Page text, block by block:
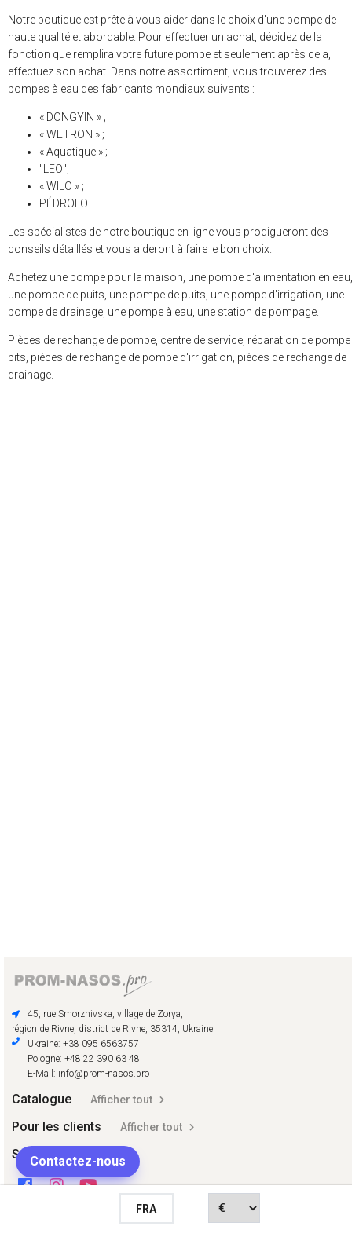
FRA
Notre boutique est prête à vous aider dans le choix d'une pompe de
haute qualité et abordable. Pour effectuer un achat, décidez de la
fonction que remplira votre future pompe et seulement après cela,
effectuez son achat. Dans notre assortiment, vous trouverez des
pompes à eau des fabricants mondiaux suivants :
« DONGYIN » ;
« WETRON » ;
« Aquatique » ;
"LEO";
« WILO » ;
PÉDROLO.
Les spécialistes de notre boutique en ligne vous prodigueront des
conseils détaillés et vous aideront à faire le bon choix.
Achetez une pompe pour la maison, une pompe d'alimentation en eau,
une pompe de puits, une pompe de puits, une pompe d'irrigation, une
pompe de drainage, une pompe à eau, une station de pompage.
Pièces de rechange de pompe, centre de service, réparation de pompe
bits, pièces de rechange de pompe d'irrigation, pièces de rechange de
drainage.
45, rue Smorzhivska, village de Zorya,
région de Rivne, district de Rivne, 35314, Ukraine
Ukraine: +38 095 6563757
Pologne: +48 22 390 63 48
E-Mail: info@prom-nasos.pro
Catalogue Afficher tout
Pour les clients Afficher tout
SocialContactez-nous